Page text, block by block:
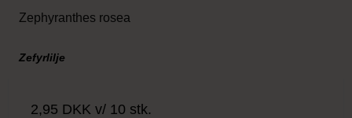
Zephyranthes rosea
Zefyrlilje
2,95 DKK v/ 10 stk.